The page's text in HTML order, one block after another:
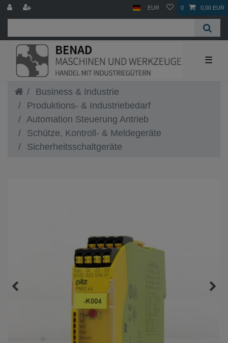
EUR 0 0,00 EUR
☰
Business & Industrie
Produktions- & Industriebedarf
Automation Steuerung Antrieb
Schütze, Kontroll- & Meldegeräte
Sicherheitsschaltgeräte